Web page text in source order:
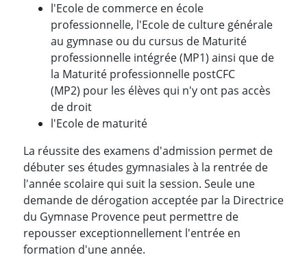
l'Ecole de commerce en école
professionnelle, l'Ecole de culture générale
au gymnase ou du cursus de Maturité
professionnelle intégrée (MP1) ainsi que de
la Maturité professionnelle postCFC
(MP2) pour les élèves qui n'y ont pas accès
de droit
l'Ecole de maturité
La réussite des examens d'admission permet de
débuter ses études gymnasiales à la rentrée de
l'année scolaire qui suit la session. Seule une
demande de dérogation acceptée par la Directrice
du Gymnase Provence peut permettre de
repousser exceptionnellement l'entrée en
formation d'une année.